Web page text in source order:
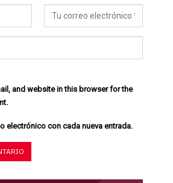
and website in this browser for the
electrónico con cada nueva entrada.